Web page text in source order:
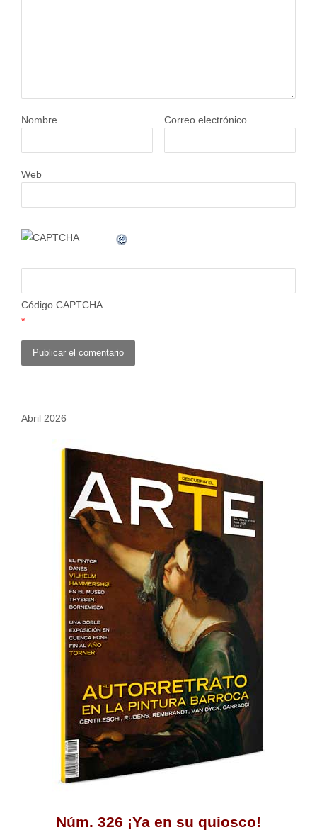
Nombre Correo electrónico
Web
Código CAPTCHA
*
Abril 2026
Núm. 326 ¡Ya en su quiosco!